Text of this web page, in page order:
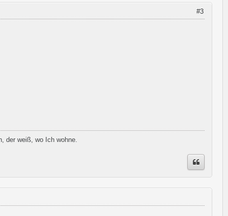
#3
der weiß, wo Ich wohne.